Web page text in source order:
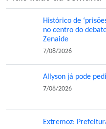
Histórico de
no centro do
Zenaide
7/08/2026
Allyson já pode
7/08/2026
Extremoz: